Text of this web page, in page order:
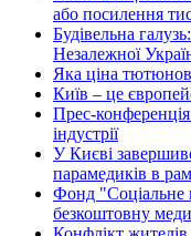
або посилення
Будівельна
Незалежної
Яка ціна
Київ – це
Прес-конференція
індустрії
У Києві
парамедиків в
Фонд "Соціальне
безкоштовну